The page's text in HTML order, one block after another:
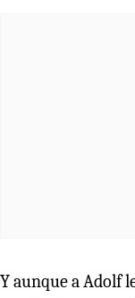
Y aunque a Adolf